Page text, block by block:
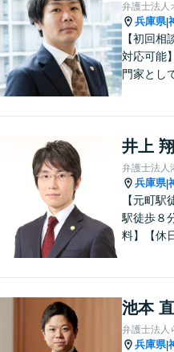
弁護士法人
兵庫県|
【初回相
対応可能
門家とし
気軽にご
井上
弁護士法人
兵庫県|
【元町
駅徒歩８
料】【休
大限実現
くします
も、まず
池本
弁護士法人
兵庫県|